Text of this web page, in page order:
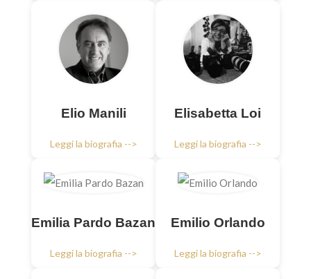
Elio Manili
Leggi la biografia -->
Elisabetta Loi
Leggi la biografia -->
Emilia Pardo Bazan
Leggi la biografia -->
Emilio Orlando
Leggi la biografia -->